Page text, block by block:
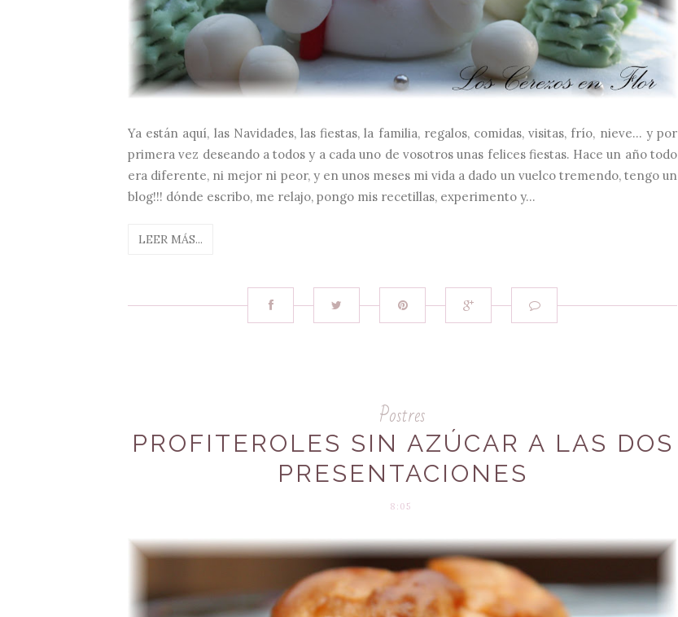
Ya están aquí, las Navidades, las fiestas, la familia, regalos, comidas, visitas, frío, nieve... y por
primera vez deseando a todos y a cada uno de vosotros unas felices fiestas. Hace un año todo
era diferente, ni mejor ni peor, y en unos meses mi vida a dado un vuelco tremendo, tengo un
blog!!! dónde escribo, me relajo, pongo mis recetillas, experimento y...
LEER MÁS...
Postres
PROFITEROLES SIN AZÚCAR A LAS DOS
PRESENTACIONES
8:05